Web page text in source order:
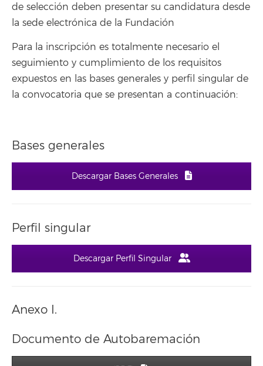
de selección deben presentar su candidatura desde
la sede electrónica de la Fundación
Para la inscripción es totalmente necesario el
seguimiento y cumplimiento de los requisitos
expuestos en las bases generales y perfil singular de
la convocatoria que se presentan a continuación:
Bases generales
Descargar Bases Generales
Perfil singular
Descargar Perfil Singular
Anexo I.
Documento de Autobaremación